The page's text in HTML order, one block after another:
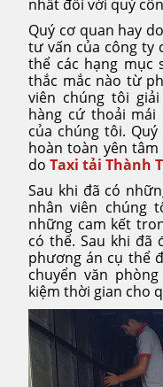
nhất đối với quý
Quý cơ quan hay
tư vấn của công ty
thể các hạng mục
thắc mắc nào từ
viên chúng tôi
hàng cứ thoải
của chúng tôi.
hoàn toàn yên
do Taxi tải Thành
Sau khi đã có
nhân viên chúng
những cam kết
có thể. Sau khi đã
phương án cụ thể
chuyển văn
kiệm thời gian cho